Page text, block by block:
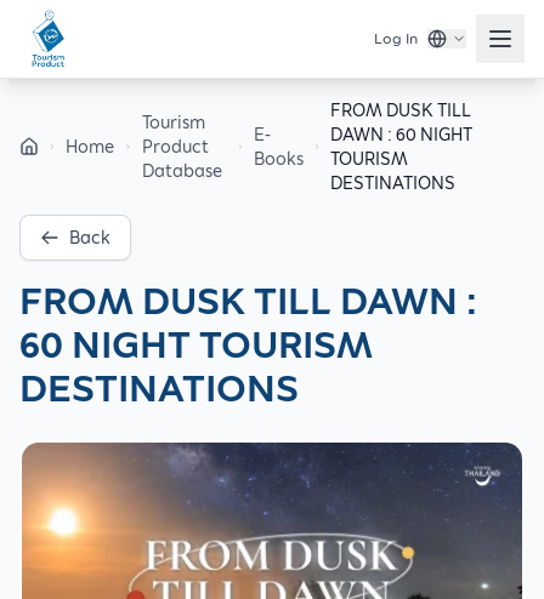
Log In
Home
Tourism
Product
Database
E-
Books
FROM DUSK TILL
DAWN : 60 NIGHT
TOURISM
DESTINATIONS
Back
FROM DUSK TILL DAWN :
60 NIGHT TOURISM
DESTINATIONS